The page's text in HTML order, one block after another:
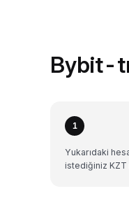
Bybit-
1
Yukarıdaki
istediğiniz KZT